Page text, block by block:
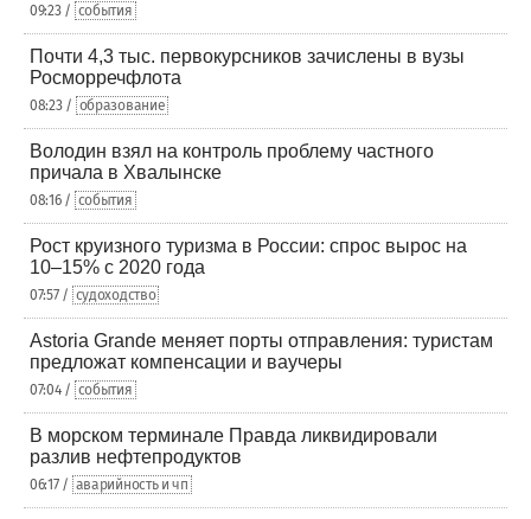
09:23 / события
Почти 4,3 тыс. первокурсников зачислены в вузы
Росморречфлота
08:23 / образование
Володин взял на контроль проблему частного
причала в Хвалынске
08:16 / события
Рост круизного туризма в России: спрос вырос на
10–15% с 2020 года
07:57 / судоходство
Astoria Grande меняет порты отправления: туристам
предложат компенсации и ваучеры
07:04 / события
В морском терминале Правда ликвидировали
разлив нефтепродуктов
06:17 / аварийность и чп